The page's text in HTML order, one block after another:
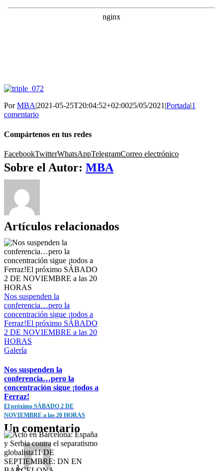
PorMBA|2021-05-25T20:04:52+02:0025/05/2021|Portada|1
comentario
Compártenos en tus redes
FacebookTwitterWhatsAppTelegramCorreo electrónico
Sobre el Autor: MBA
Artículos relacionados
Nos suspenden la
conferencia…pero la
concentración sigue ¡todos a
Ferraz!El próximo SÁBADO
2 DE NOVIEMBRE a las 20
HORAS
Galería
Nos suspenden la
conferencia…pero la
concentración sigue ¡todos a
Ferraz!
El próximo SÁBADO 2 DE
NOVIEMBRE a las 20 HORAS
Un comentario